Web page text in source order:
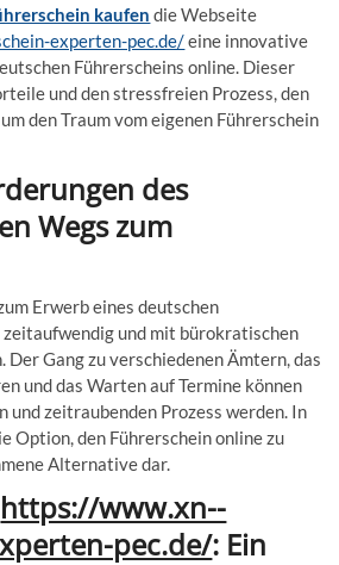
kaufen die Webseite
experten-pec.de/eine innovative
Führerscheins online. Dieser
und den stressfreien Prozess, den
den Traum vom eigenen Führerschein
des
Wegs zum
Erwerb eines deutschen
und mit bürokratischen
Der Gang zu verschiedenen Ämtern, das
und das Warten auf Termine können
und zeitraubenden Prozess werden. In
Option, den Führerschein online zu
Alternative dar.
https://www.xn--
pec.de/: Ein